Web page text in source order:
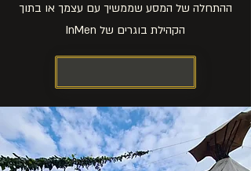
ההתחלה של המסע שממשיך עם עצמך או בתוך
הקהילת בוגרים של InMen